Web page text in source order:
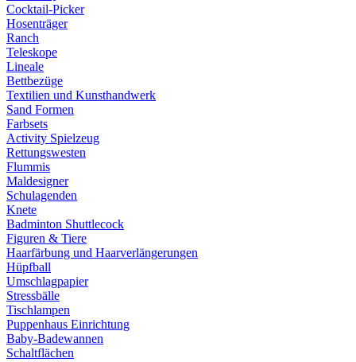
Cocktail-Picker
Hosenträger
Ranch
Teleskope
Lineale
Bettbezüge
Textilien und Kunsthandwerk
Sand Formen
Farbsets
Activity Spielzeug
Rettungswesten
Flummis
Maldesigner
Schulagenden
Knete
Badminton Shuttlecock
Figuren & Tiere
Haarfärbung und Haarverlängerungen
Hüpfball
Umschlagpapier
Stressbälle
Tischlampen
Puppenhaus Einrichtung
Baby-Badewannen
Schaltflächen